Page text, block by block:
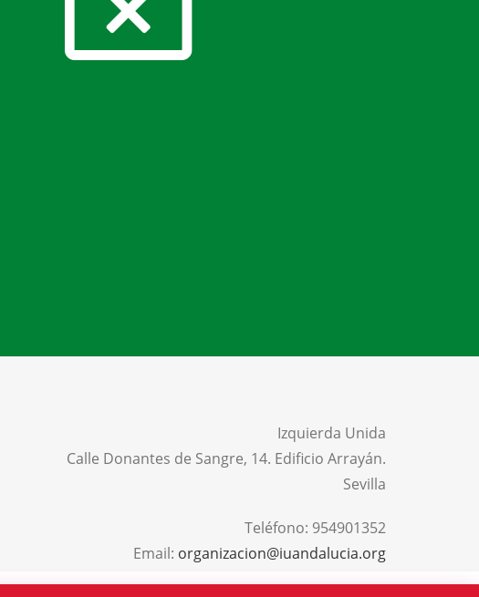
Izquierda Unida
Calle Donantes de Sangre, 14. Edificio Arrayán.
Sevilla
Teléfono: 954901352
Email: organizacion@iuandalucia.org